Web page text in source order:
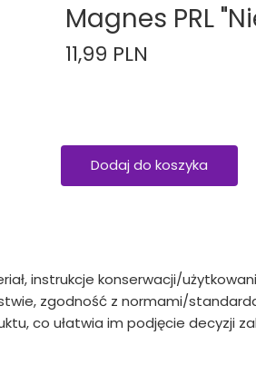
Dodaj do koszyka
11,99 PLN
Magnes PRL
instrukcje konserwacji/
zgodność z normami/
co ułatwia im podjęcie decyzji